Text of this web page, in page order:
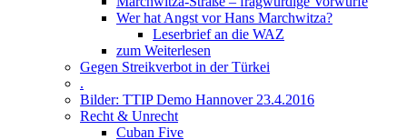
Wer hat Angst vor Hans Marchwitza?
Leserbrief an die WAZ
zum Weiterlesen
Gegen Streikverbot in der Türkei
.
Bilder: TTIP Demo Hannover 23.4.2016
Recht & Unrecht
Cuban Five